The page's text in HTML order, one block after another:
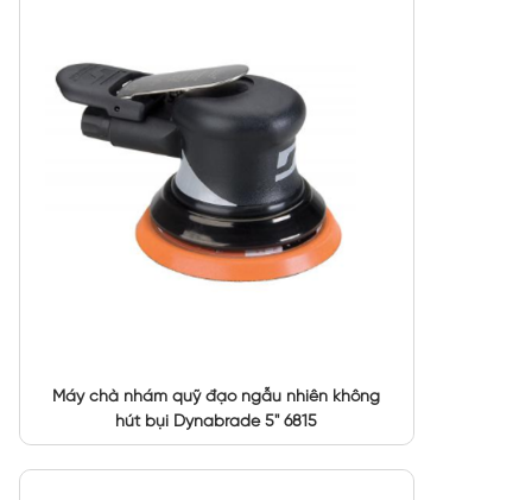
Máy chà nhám quỹ đạo ngẫu nhiên không
hút bụi Dynabrade 5" 6815